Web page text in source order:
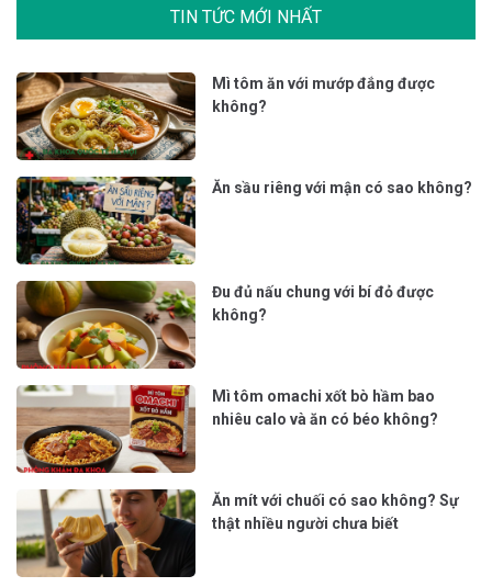
TIN TỨC MỚI NHẤT
Mì tôm ăn với mướp đắng được
không?
Ăn sầu riêng với mận có sao không?
Đu đủ nấu chung với bí đỏ được
không?
Mì tôm omachi xốt bò hầm bao
nhiêu calo và ăn có béo không?
Ăn mít với chuối có sao không? Sự
thật nhiều người chưa biết